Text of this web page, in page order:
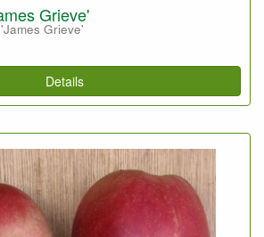
Grieve'
Grieve'
Details